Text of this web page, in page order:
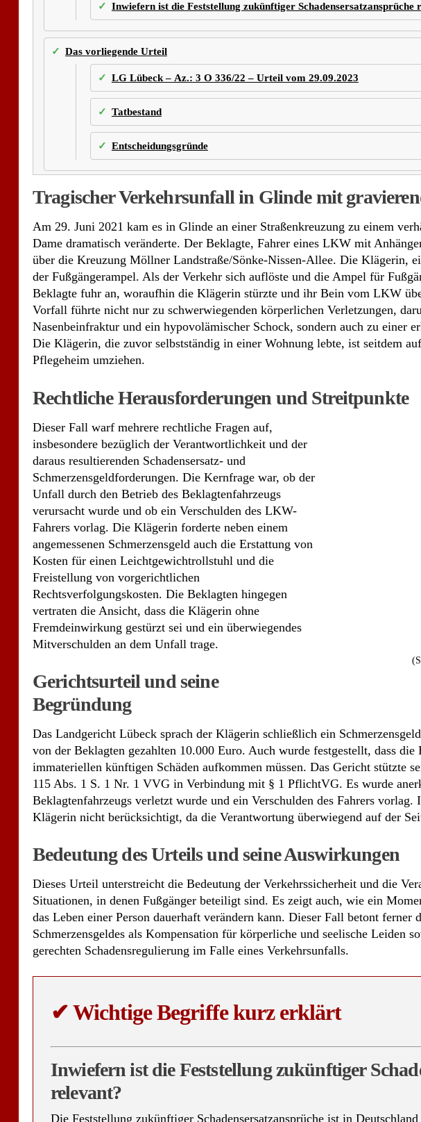
Inwiefern ist die Feststellung zukünftiger Schadensersatzansprüche
Das vorliegende Urteil
LG Lübeck – Az.: 3 O 336/22 – Urteil vom 29.09.2023
Tatbestand
Entscheidungsgründe
Tragischer Verkehrsunfall in Glinde mit
Am 29. Juni 2021 kam es in Glinde an einer Straßenkreuzung zu einem
Dame dramatisch veränderte. Der Beklagte, Fahrer eines LKW mit
über die Kreuzung Möllner Landstraße/Sönke-Nissen-Allee. Die Klägerin,
der Fußgängerampel. Als der Verkehr sich auflöste und die Ampel für
Beklagte fuhr an, woraufhin die Klägerin stürzte und ihr Bein vom LKW
Vorfall führte nicht nur zu schwerwiegenden körperlichen Verletzungen,
Nasenbeinfraktur und ein hypovolämischer Schock, sondern auch zu einer
Die Klägerin, die zuvor selbstständig in einer Wohnung lebte, ist seitdem
Pflegeheim umziehen.
Rechtliche Herausforderungen und Streitpunkte
Dieser Fall warf mehrere rechtliche Fragen auf,
insbesondere bezüglich der Verantwortlichkeit und der
daraus resultierenden Schadensersatz- und
Schmerzensgeldforderungen. Die Kernfrage war, ob der
Unfall durch den Betrieb des Beklagtenfahrzeugs
verursacht wurde und ob ein Verschulden des LKW-
Fahrers vorlag. Die Klägerin forderte neben einem
angemessenen Schmerzensgeld auch die Erstattung von
Kosten für einen Leichtgewichtrollstuhl und die
Freistellung von vorgerichtlichen
Rechtsverfolgungskosten. Die Beklagten hingegen
vertraten die Ansicht, dass die Klägerin ohne
Fremdeinwirkung gestürzt sei und ein überwiegendes
Mitverschulden an dem Unfall trage.
Gerichtsurteil und seine
Begründung
Das Landgericht Lübeck sprach der Klägerin schließlich ein
von der Beklagten gezahlten 10.000 Euro. Auch wurde festgestellt, dass
immateriellen künftigen Schäden aufkommen müssen. Das Gericht stützte
115 Abs. 1 S. 1 Nr. 1 VVG in Verbindung mit § 1 PflichtVG. Es wurde
Beklagtenfahrzeugs verletzt wurde und ein Verschulden des Fahrers
Klägerin nicht berücksichtigt, da die Verantwortung überwiegend auf der
Bedeutung des Urteils und seine Auswirkungen
Dieses Urteil unterstreicht die Bedeutung der Verkehrssicherheit und die
Situationen, in denen Fußgänger beteiligt sind. Es zeigt auch, wie ein
das Leben einer Person dauerhaft verändern kann. Dieser Fall betont ferner
Schmerzensgeldes als Kompensation für körperliche und seelische Leiden
gerechten Schadensregulierung im Falle eines Verkehrsunfalls.
✔Wichtige Begriffe kurz erklärt
Inwiefern ist die Feststellung zukünftiger
relevant?
Die Feststellung zukünftiger Schadensersatzansprüche ist in